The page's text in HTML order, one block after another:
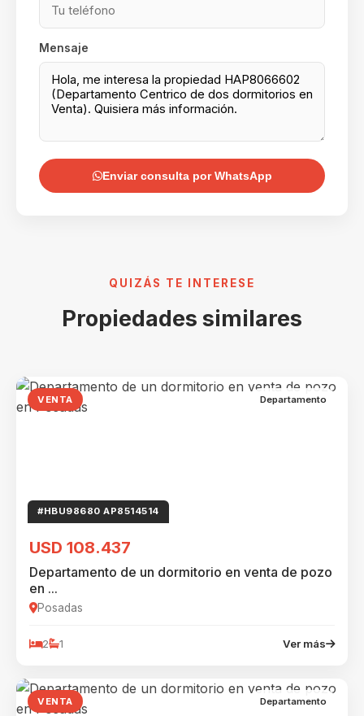
Mensaje
Enviar consulta por WhatsApp
QUIZÁS TE INTERESE
Propiedades similares
VENTA Departamento
#HBU98680 AP8514514
USD 108.437
Departamento de un dormitorio en venta de pozo
en ...
Posadas
2 1 Ver más
VENTA Departamento